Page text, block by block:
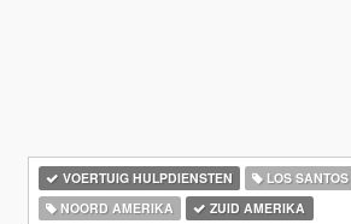
VOERTUIG HULPDIENSTEN LOS SANTOS
NOORD AMERIKA
ZUID AMERIKA